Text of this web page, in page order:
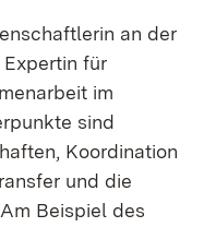
an der
für
im
sind
Koordination
und die
Beispiel des